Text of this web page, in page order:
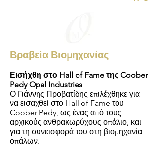
Βραβεία Βιομηχανίας
Εισήχθη στο Hall of Fame της Coober
Pedy Opal Industries
Ο Γιάννης Προβατίδης επιλέχθηκε για
να εισαχθεί στο Hall of Fame του
Coober Pedy, ως ένας από τους
αρχικούς ανθρακωρύχους οπάλιο, και
για τη συνεισφορά του στη βιομηχανία
οπάλων.